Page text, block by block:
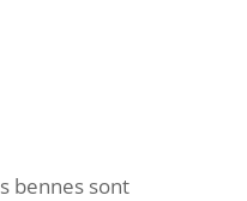
bennes sont